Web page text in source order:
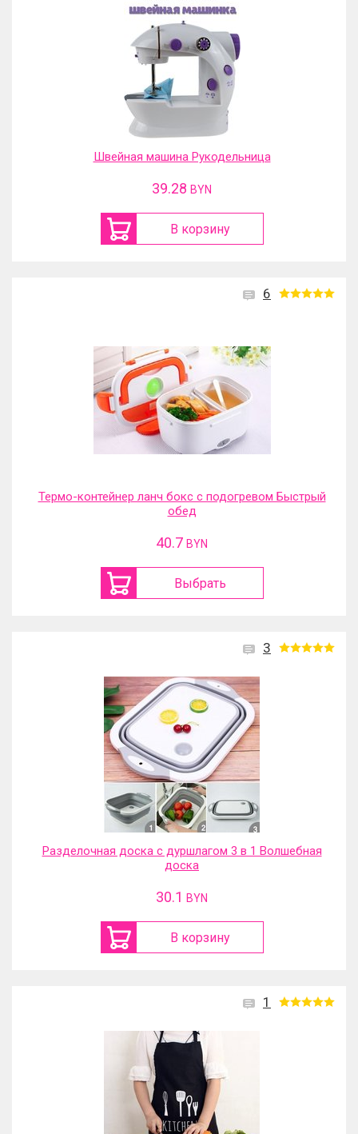
Швейная машина Рукодельница
39.28 BYN
В корзину
6
Термо-контейнер ланч бокс с подогревом Быстрый
обед
40.7 BYN
Выбрать
3
Разделочная доска с дуршлагом 3 в 1 Волшебная
доска
30.1 BYN
В корзину
1